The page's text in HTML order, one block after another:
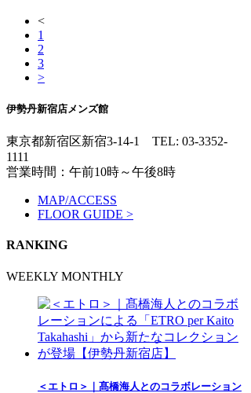
<
1
2
3
>
伊勢丹新宿店メンズ館
東京都新宿区新宿3-14-1 TEL: 03-3352-
1111
営業時間：午前10時～午後8時
MAP/ACCESS
FLOOR GUIDE >
RANKING
WEEKLY MONTHLY
＜エトロ＞｜髙橋海人とのコラボレーション